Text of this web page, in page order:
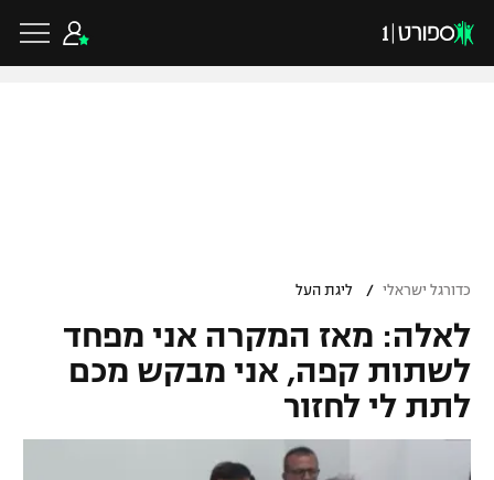
גביע הטוטו
ליגיונרים
ליגת האלופות
ליגה אירופית
ליגה אנגלית
כדורסל ישראלי
ליגת ווינר סל
כדורסל עולמי
כדורגל ישראלי / ליגת העל
לאלה: מאז המקרה אני מפחד
לשתות קפה, אני מבקש מכם
לתת לי לחזור